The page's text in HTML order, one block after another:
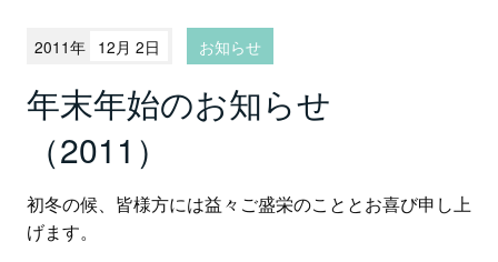
2011年 12月 2日 お知らせ
年末年始のお知らせ
（2011）
初冬の候、皆様方には益々ご盛栄のこととお喜び申し上
げます。